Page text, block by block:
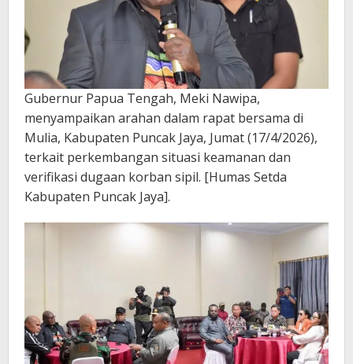
Gubernur Papua Tengah, Meki Nawipa,
menyampaikan arahan dalam rapat bersama di
Mulia, Kabupaten Puncak Jaya, Jumat (17/4/2026),
terkait perkembangan situasi keamanan dan
verifikasi dugaan korban sipil. [Humas Setda
Kabupaten Puncak Jaya].